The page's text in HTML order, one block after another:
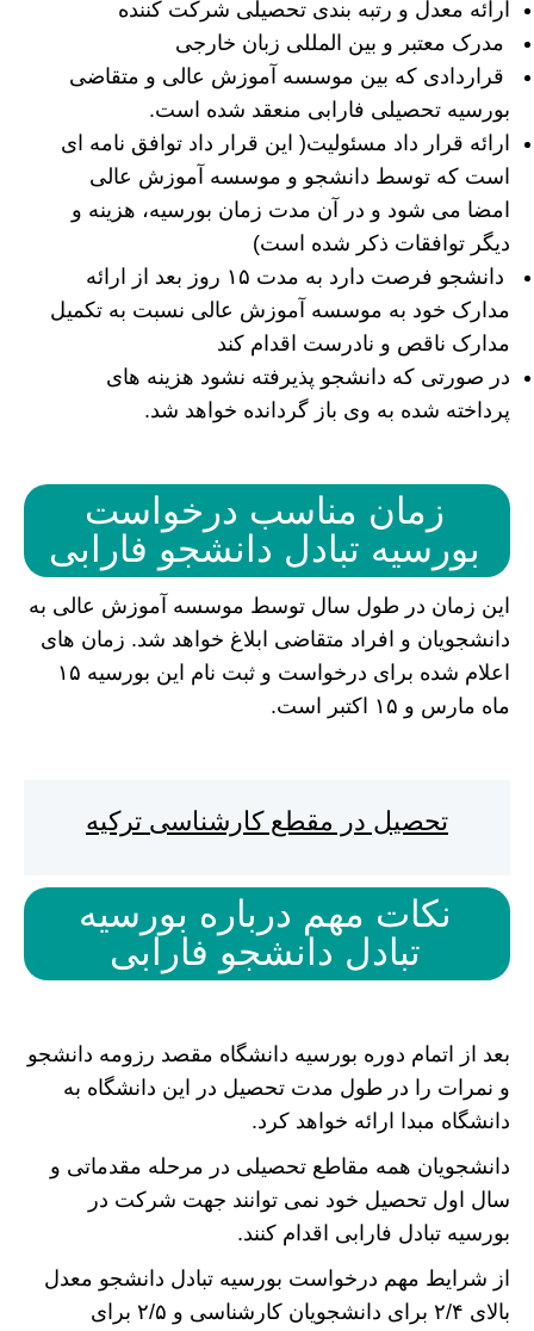
ارائه معدل و رتبه بندی تحصیلی شرکت کننده
مدرک معتبر و بین المللی زبان خارجی
قراردادی که بین موسسه آموزش عالی و متقاضی
بورسیه تحصیلی فارابی منعقد شده است.
ارائه قرار داد مسئولیت( این قرار داد توافق نامه ای
است که توسط دانشجو و موسسه آموزش عالی
امضا می شود و در آن مدت زمان بورسیه، هزینه و
دیگر توافقات ذکر شده است)
دانشجو فرصت دارد به مدت ۱۵ روز بعد از ارائه
مدارک خود به موسسه آموزش عالی نسبت به تکمیل
مدارک ناقص و نادرست اقدام کند
در صورتی که دانشجو پذیرفته نشود هزینه های
پرداخته شده به وی باز گردانده خواهد شد.
زمان مناسب درخواست
بورسیه تبادل دانشجو فارابی
این زمان در طول سال توسط موسسه آموزش عالی به
دانشجویان و افراد متقاضی ابلاغ خواهد شد. زمان های
اعلام شده برای درخواست و ثبت نام این بورسیه ۱۵
ماه مارس و ۱۵ اکتبر است.
تحصیل در مقطع کارشناسی ترکیه
نکات مهم درباره بورسیه
تبادل دانشجو فارابی
بعد از اتمام دوره بورسیه دانشگاه مقصد رزومه دانشجو
و نمرات را در طول مدت تحصیل در این دانشگاه به
دانشگاه مبدا ارائه خواهد کرد.
دانشجویان همه مقاطع تحصیلی در مرحله مقدماتی و
سال اول تحصیل خود نمی توانند جهت شرکت در
بورسیه تبادل فارابی اقدام کنند.
از شرایط مهم درخواست بورسیه تبادل دانشجو معدل
بالای ۲/۴ برای دانشجویان کارشناسی و ۲/۵ برای